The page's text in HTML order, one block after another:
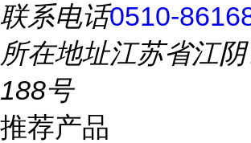
联系电话0510-
所在地址江苏省江
188号
推荐产品